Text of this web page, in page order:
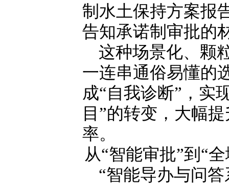
制水土保持方案报
告知承诺制审批的
这种场景化、颗
一连串通俗易懂的
成“自我诊断”，实
目”的转变，大幅
率。
从“智能审批”到“
“智能导办与问